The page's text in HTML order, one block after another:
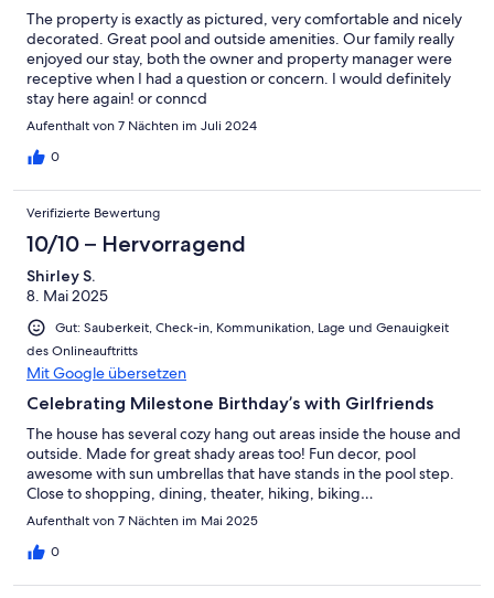
The property is exactly as pictured, very comfortable and nicely
decorated. Great pool and outside amenities. Our family really
enjoyed our stay, both the owner and property manager were
receptive when I had a question or concern. I would definitely
stay here again! or conncd
Aufenthalt von 7 Nächten im Juli 2024
0
Verifizierte Bewertung
10/10 – Hervorragend
Shirley S.
8. Mai 2025
Gut: Sauberkeit, Check-in, Kommunikation, Lage und Genauigkeit
des Onlineauftritts
Mit Google übersetzen
Celebrating Milestone Birthday’s with Girlfriends
The house has several cozy hang out areas inside the house and
outside. Made for great shady areas too! Fun decor, pool
awesome with sun umbrellas that have stands in the pool step.
Close to shopping, dining, theater, hiking, biking…
Aufenthalt von 7 Nächten im Mai 2025
0